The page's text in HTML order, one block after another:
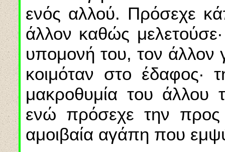
ενός αλλού. Πρόσεχε
άλλον καθώς
υπομονή του, τον άλλον
κοιμόταν στο έδαφος·
μακροθυμία του άλλου
ενώ πρόσεχε την προς
αμοιβαία αγάπη που